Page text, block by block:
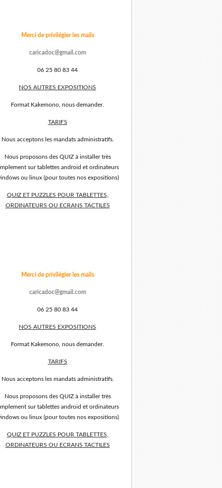
Merci de privilégier les mails
caricadoc@gmail.com
06 25 80 83 44
NOS AUTRES EXPOSITIONS
Format Kakemono, nous demander.
TARIFS
Nous acceptons les mandats administratifs.
Nous proposons des QUIZ à installer très
sur tablettes android et ordinateurs
ou linux (pour toutes nos expositions)
QUIZ ET PUZZLES POUR TABLETTES,
ORDINATEURS OU ECRANS TACTILES
Merci de privilégier les mails
caricadoc@gmail.com
06 25 80 83 44
NOS AUTRES EXPOSITIONS
Format Kakemono, nous demander.
TARIFS
Nous acceptons les mandats administratifs.
Nous proposons des QUIZ à installer très
sur tablettes android et ordinateurs
ou linux (pour toutes nos expositions)
QUIZ ET PUZZLES POUR TABLETTES,
ORDINATEURS OU ECRANS TACTILES